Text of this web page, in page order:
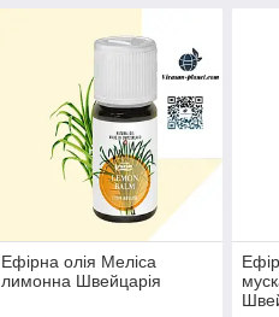
Ефірна олія Меліса
лимонна Швейцарія